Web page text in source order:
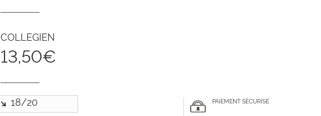
COLLEGIEN
13,50€
PAIEMENT SÉCURISÉ